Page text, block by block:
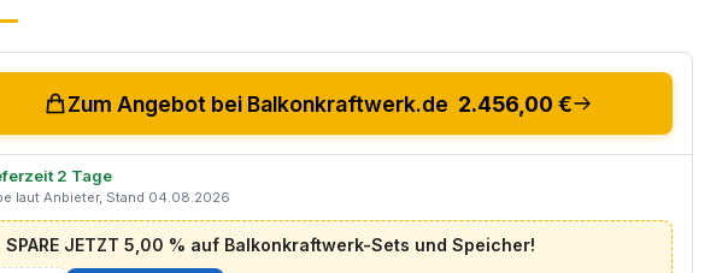
Zum Angebot bei Balkonkraftwerk.de 2.456,00 €
2 Tage
laut Anbieter, Stand 04.08.2026
SPARE JETZT 5,00 % auf Balkonkraftwerk-Sets und Speicher!